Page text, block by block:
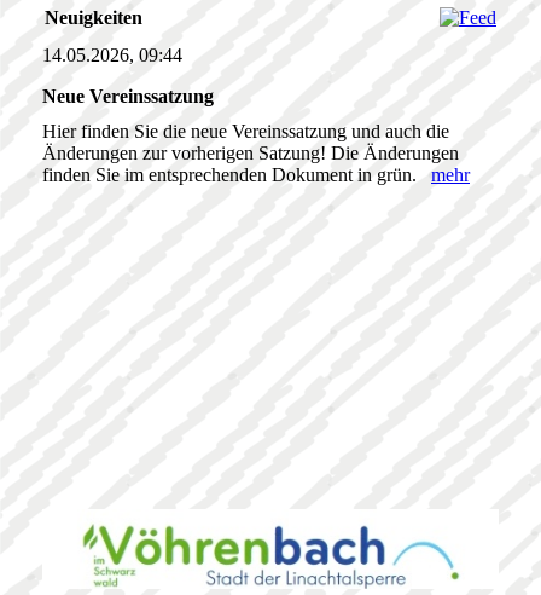
Neuigkeiten
14.05.2026, 09:44
Neue Vereinssatzung
Hier finden Sie die neue Vereinssatzung und auch die
Änderungen zur vorherigen Satzung! Die Änderungen
finden Sie im entsprechenden Dokument in grün.mehr